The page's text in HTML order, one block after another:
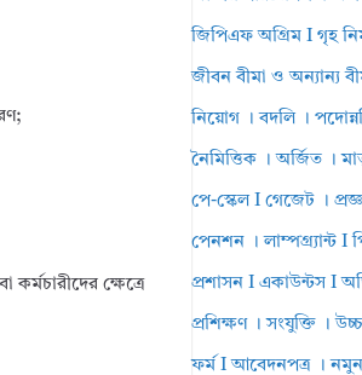
ক্ষেত্রে
জিপিএফ অগ্রিম I গৃহ
জীবন বীমা ও অন্যান্য
নিয়োগ । বদলি ।
নৈমিত্তিক । অর্জিত ।
পে-স্কেল I গেজেট ।
পেনশন । লাম্পগ্র্যান্ট
প্রশাসন I একাউন্টস I
প্রশিক্ষণ । সংযুক্তি ।
ফর্ম I আবেদনপত্র ।